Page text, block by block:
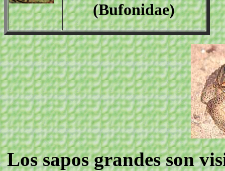
(Bufonidae)
Los sapos grandes son